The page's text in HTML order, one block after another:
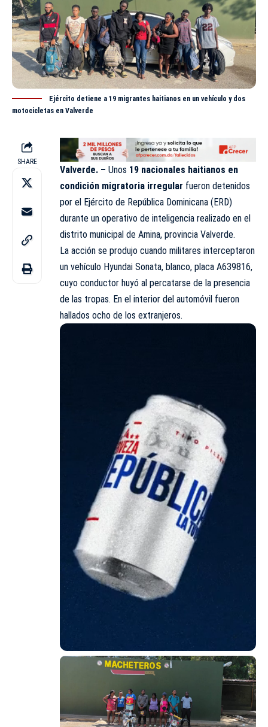
Ejército detiene a 19 migrantes haitianos en un vehículo y dos
motocicletas en Valverde
SHARE
Valverde. – Unos 19 nacionales haitianos en
condición migratoria irregular fueron detenidos
por el Ejército de República Dominicana (ERD)
durante un operativo de inteligencia realizado en el
distrito municipal de Amina, provincia Valverde.
La acción se produjo cuando militares interceptaron
un vehículo Hyundai Sonata, blanco, placa A639816,
cuyo conductor huyó al percatarse de la presencia
de las tropas. En el interior del automóvil fueron
hallados ocho de los extranjeros.